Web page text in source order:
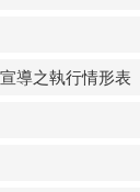
導之執行情形表